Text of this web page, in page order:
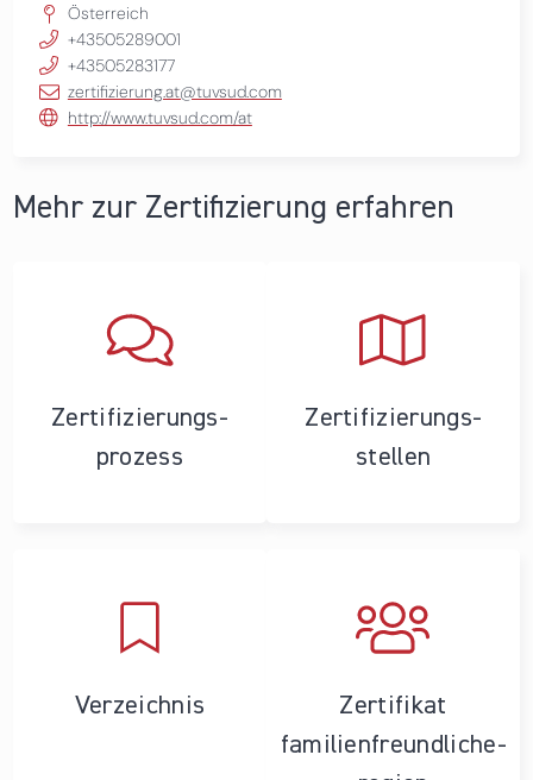
Österreich
+43505289001
+43505283177
zertifizierung.at@tuvsud.com
http://www.tuvsud.com/at
Mehr zur Zertifizierung erfahren
Zertifizierungs­
prozess
Zertifizierungs­
stellen
Verzeichnis
Zertifikat
familienfreundliche­